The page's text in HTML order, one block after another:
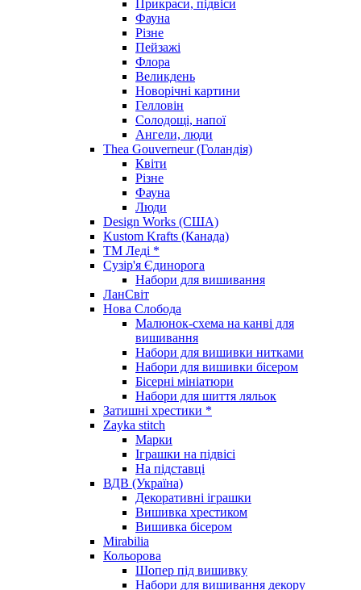
Прикраси, підвіси
Фауна
Різне
Пейзажі
Флора
Великдень
Новорічні картини
Гелловін
Солодощі, напої
Ангели, люди
Thea Gouverneur (Голандія)
Квіти
Різне
Фауна
Люди
Design Works (США)
Kustom Krafts (Канада)
ТМ Леді *
Сузір'я Єдинорога
Набори для вишивання
ЛанСвіт
Нова Слобода
Малюнок-схема на канві для
вишивання
Набори для вишивки нитками
Набори для вишивки бісером
Бісерні мініатюри
Набори для шиття ляльок
Затишні хрестики *
Zayka stitch
Марки
Іграшки на підвісі
На підставці
ВДВ (Україна)
Декоративні іграшки
Вишивка хрестиком
Вишивка бісером
Mirabilia
Кольорова
Шопер під вишивку
Набори для вишивання декору